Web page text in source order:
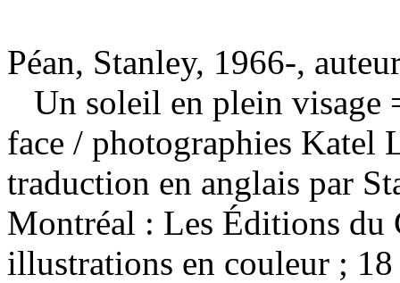
Péan, Stanley, 1966-,
Un soleil en plein visage
face / photographies Katel
traduction en anglais par
Montréal : Les Éditions
illustrations en couleur ;